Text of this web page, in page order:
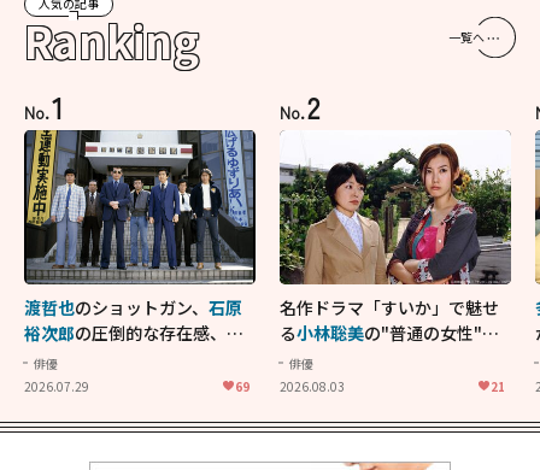
Ranking 一覧へ
No.1
渡哲也のショットガン、 石原
裕次郎の圧倒的な存在感、 舘
ひろし
ン！"大門軍団"のカッコよさ
II」
俳優
2026.07.29
69
No.2
名作ドラマ「すいか」で魅せ
る小林聡美の"普通の女性"が
大人に刺さる...映画「かもめ
食堂」にも通じる静かな芝居
俳優
2026.08.03
21